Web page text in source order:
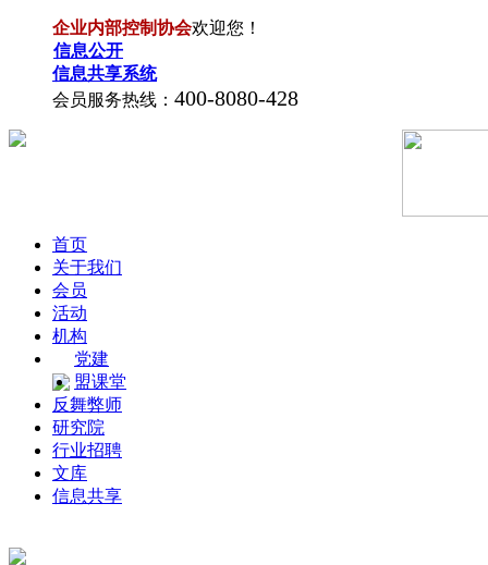
企业内部控制协会欢迎您！
信息公开
信息共享系统
会员服务热线： 400-8080-428
首页
关于我们
会员
活动
机构
党建
盟课堂
反舞弊师
研究院
行业招聘
文库
信息共享